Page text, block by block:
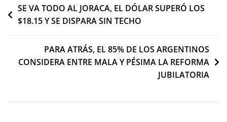
Navegación
de
SE VA TODO AL JORACA, EL DÓLAR SUPERÓ LOS
$18.15 Y SE DISPARA SIN TECHO
PARA ATRÁS, EL 85% DE LOS ARGENTINOS
CONSIDERA ENTRE MALA Y PÉSIMA LA REFORMA
JUBILATORIA